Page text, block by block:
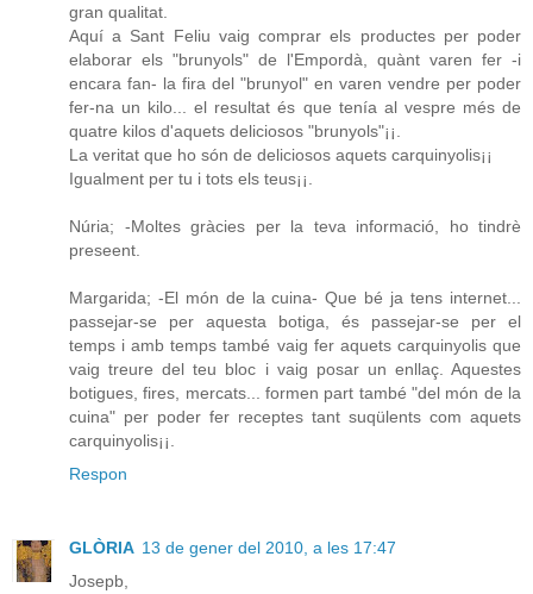
gran qualitat.
Aquí a Sant Feliu vaig comprar els productes per poder
elaborar els "brunyols" de l'Empordà, quànt varen fer -i
encara fan- la fira del "brunyol" en varen vendre per poder
fer-na un kilo... el resultat és que tenía al vespre més de
quatre kilos d'aquets deliciosos "brunyols"¡¡.
La veritat que ho són de deliciosos aquets carquinyolis¡¡
Igualment per tu i tots els teus¡¡.
Núria; -Moltes gràcies per la teva informació, ho tindrè
preseent.
Margarida; -El món de la cuina- Que bé ja tens internet...
passejar-se per aquesta botiga, és passejar-se per el
temps i amb temps també vaig fer aquets carquinyolis que
vaig treure del teu bloc i vaig posar un enllaç. Aquestes
botigues, fires, mercats... formen part també "del món de la
cuina" per poder fer receptes tant suqülents com aquets
carquinyolis¡¡.
Respon
GLÒRIA 13 de gener del 2010, a les 17:47
Josepb,